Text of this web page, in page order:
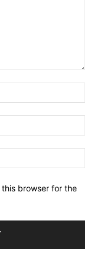
browser for the